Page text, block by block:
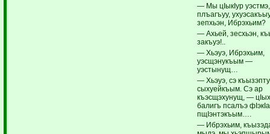
— Мы цIыкIур
плъагъуу,
зепхьэн, Ибрэхьим?
— Ахьей, зесхьэн,
закъуэ!..
— Хьэуэ, Ибрэхьим,
уэсщэнукъым —
уэстынущ…
— Хьэуэ, сэ къызэпту
сыхуейкъым. Сэ ар
къэсщэхунущ, —
балигъ псалъэ фIэкIа
пщIэнтэкъым….
— Ибрэхьим,